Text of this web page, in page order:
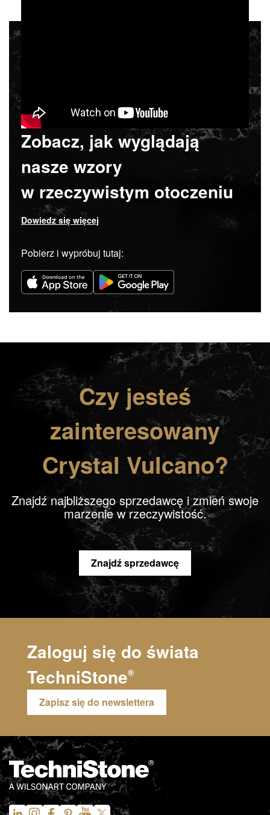
Zobacz, jak wyglądają
nasze wzory
w rzeczywistym otoczeniu
Dowiedz się więcej
Pobierz i wypróbuj tutaj:
Czy jesteś
zainteresowany
Crystal Vulcano?
Znajdź najbliższego sprzedawcę i zmień swoje
marzenie w rzeczywistość.
Znajdź sprzedawcę
Zaloguj się do świata
TechniStone®
Zapisz się do newslettera